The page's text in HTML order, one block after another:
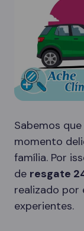
Sabemos
momento
família. Por
de resgate
realizado por
experientes.